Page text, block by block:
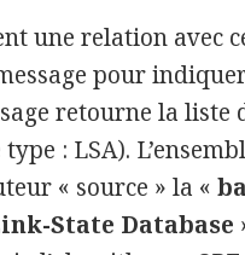
une relation avec
pour indiquer
retourne la liste
: LSA).
« source » la «
State Database